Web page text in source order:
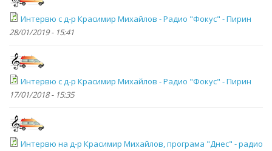
Интервю с д-р Красимир Михайлов - Радио "Фокус" - Пирин
28/01/2019 - 15:41
Интервю с д-р Красимир Михайлов - Радио "Фокус" - Пирин
17/01/2018 - 15:35
Интервю на д-р Красимир Михайлов, програма "Днес" - радио